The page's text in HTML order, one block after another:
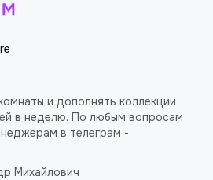
и дополнять коллекции
в неделю. По любым вопросам
в телеграм -
Михайлович